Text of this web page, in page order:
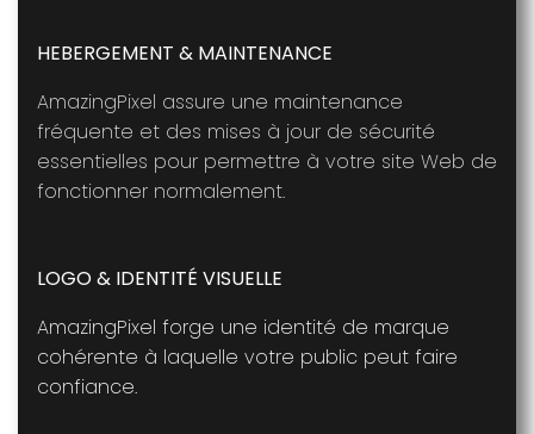
HEBERGEMENT & MAINTENANCE
AmazingPixel assure une maintenance
fréquente et des mises à jour de sécurité
essentielles pour permettre à votre site Web de
fonctionner normalement.
LOGO & IDENTITÉ VISUELLE
AmazingPixel forge une identité de marque
cohérente à laquelle votre public peut faire
confiance.